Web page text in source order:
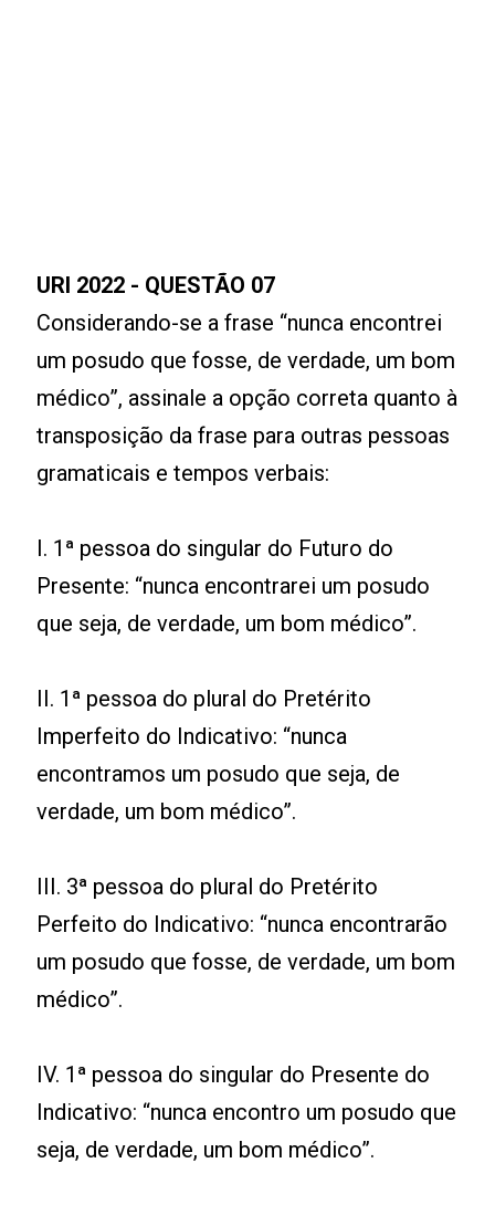
URI 2022 - QUESTÃO 07
Considerando-se a frase “nunca encontrei
um posudo que fosse, de verdade, um bom
médico”, assinale a opção correta quanto à
transposição da frase para outras pessoas
gramaticais e tempos verbais:
I. 1ª pessoa do singular do Futuro do
Presente: “nunca encontrarei um posudo
que seja, de verdade, um bom médico”.
II. 1ª pessoa do plural do Pretérito
Imperfeito do Indicativo: “nunca
encontramos um posudo que seja, de
verdade, um bom médico”.
III. 3ª pessoa do plural do Pretérito
Perfeito do Indicativo: “nunca encontrarão
um posudo que fosse, de verdade, um bom
médico”.
IV. 1ª pessoa do singular do Presente do
Indicativo: “nunca encontro um posudo que
seja, de verdade, um bom médico”.